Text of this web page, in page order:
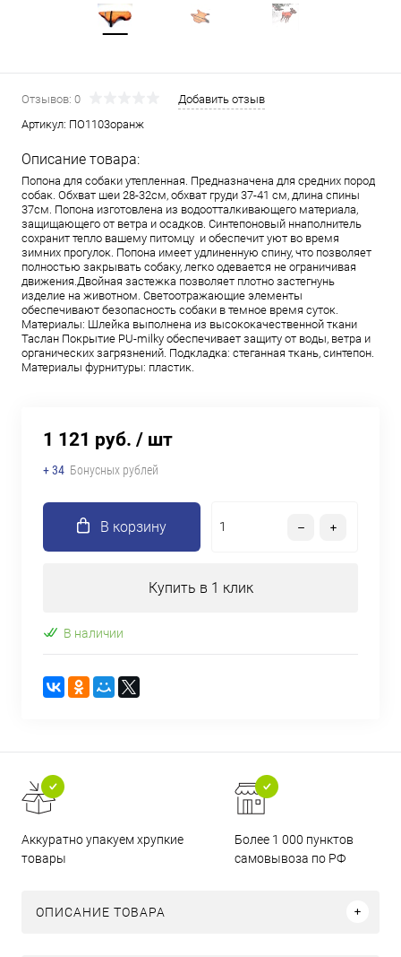
Отзывов: 0
Добавить отзыв
Артикул: ПО1103оранж
Описание товара:
Попона для собаки утепленная. Предназначена для средних пород
собак. Обхват шеи 28-32см, обхват груди 37-41 см, длина спины
37см. Попона изготовлена из водоотталкивающего материала,
защищающего от ветра и осадков. Синтепоновый ннаполнитель
сохранит тепло вашему питомцу и обеспечит уют во время
зимних прогулок. Попона имеет удлиненную спину, что позволяет
полностью закрывать собаку, легко одевается не ограничивая
движения.Двойная застежка позволяет плотно застегнунь
изделие на животном. Светоотражающие элементы
обеспечивают безопасность собаки в темное время суток.
Материалы: Шлейка выполнена из высококачественной ткани
Таслан Покрытие PU-milky обеспечивает защиту от воды, ветра и
органических загрязнений. Подкладка: стеганная ткань, синтепон.
Материалы фурнитуры: пластик.
1 121 руб. / шт
+ 34 Бонусных рублей
В корзину
Купить в 1 клик
В наличии
Аккуратно упакуем хрупкие
товары
Более 1 000 пунктов
самовывоза по РФ
ОПИСАНИЕ ТОВАРА